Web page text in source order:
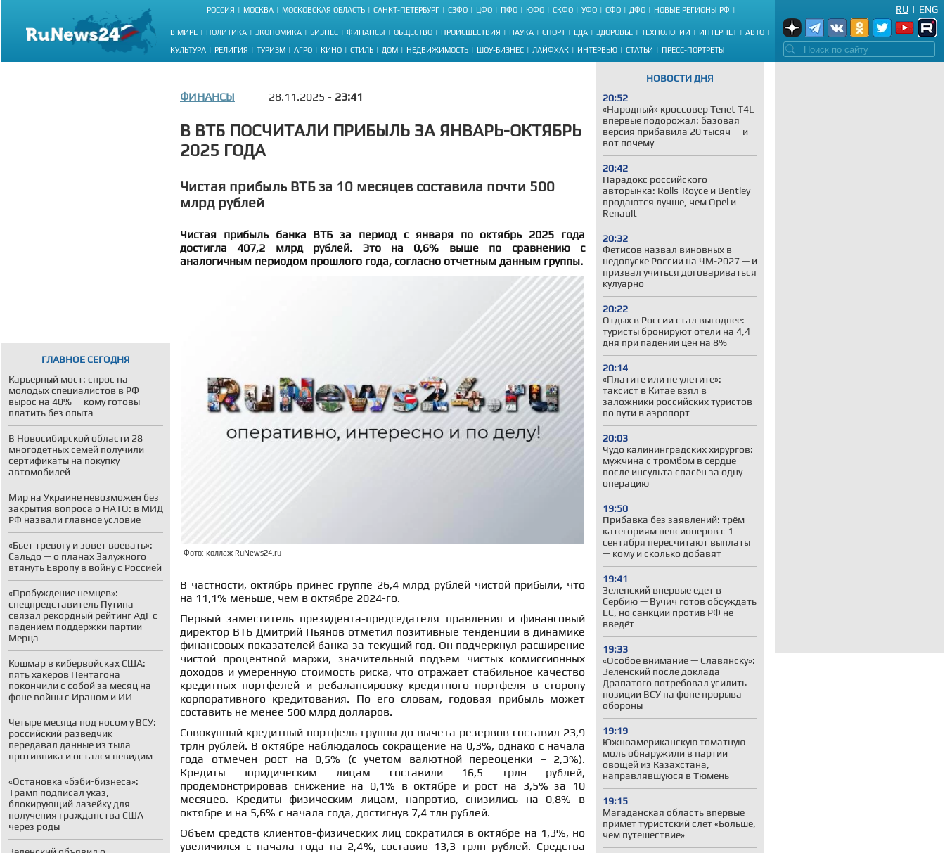
РОССИЯ МОСКВА МОСКОВСКАЯ ОБЛАСТЬ САНКТ-ПЕТЕРБУРГ СЗФО ЦФО ПФО ЮФО СКФО УФО СФО ДФО НОВЫЕ РЕГИОНЫ РФ
В МИРЕ ПОЛИТИКА ЭКОНОМИКА БИЗНЕС ФИНАНСЫ ОБЩЕСТВО ПРОИСШЕСТВИЯ НАУКА СПОРТ ЕДА ЗДОРОВЬЕ ТЕХНОЛОГИИ ИНТЕРНЕТ АВТО
КУЛЬТУРА РЕЛИГИЯ ТУРИЗМ АГРО КИНО СТИЛЬ ДОМ НЕДВИЖИМОСТЬ ШОУ-БИЗНЕС ЛАЙФХАК ИНТЕРВЬЮ СТАТЬИ ПРЕСС-ПОРТРЕТЫ
ENG
|
RU
ГЛАВНОЕ СЕГОДНЯ
Карьерный мост: спрос на
молодых специалистов в РФ
вырос на 40% — кому готовы
платить без опыта
В Новосибирской области 28
многодетных семей получили
сертификаты на покупку
автомобилей
Мир на Украине невозможен без
закрытия вопроса о НАТО: в МИД
РФ назвали главное условие
«Бьет тревогу и зовет воевать»:
Сальдо — о планах Залужного
втянуть Европу в войну с Россией
«Пробуждение немцев»:
спецпредставитель Путина
связал рекордный рейтинг АдГ с
падением поддержки партии
Мерца
Кошмар в кибервойсках США:
пять хакеров Пентагона
покончили с собой за месяц на
фоне войны с Ираном и ИИ
Четыре месяца под носом у ВСУ:
российский разведчик
передавал данные из тыла
противника и остался невидим
«Остановка «бэби-бизнеса»:
Трамп подписал указ,
блокирующий лазейку для
получения гражданства США
через роды
НОВОСТИ ДНЯ
20:52
«Народный» кроссовер Tenet T4L
впервые подорожал: базовая
версия прибавила 20 тысяч — и
вот почему
20:42
Парадокс российского
авторынка: Rolls-Royce и Bentley
продаются лучше, чем Opel и
Renault
20:32
Фетисов назвал виновных в
недопуске России на ЧМ-2027 — и
призвал учиться договариваться
кулуарно
20:22
Отдых в России стал выгоднее:
туристы бронируют отели на 4,4
дня при падении цен на 8%
20:14
«Платите или не улетите»:
таксист в Китае взял в
заложники российских туристов
по пути в аэропорт
20:03
Чудо калининградских хирургов:
мужчина с тромбом в сердце
после инсульта спасён за одну
операцию
19:50
Прибавка без заявлений: трём
категориям пенсионеров с 1
сентября пересчитают выплаты
— кому и сколько добавят
19:41
Зеленский впервые едет в
Сербию — Вучич готов обсуждать
ЕС, но санкции против РФ не
введёт
19:33
«Особое внимание — Славянску»:
Зеленский после доклада
Драпатого потребовал усилить
позиции ВСУ на фоне прорыва
обороны
19:19
Южноамериканскую томатную
моль обнаружили в партии
овощей из Казахстана,
направлявшуюся в Тюмень
19:15
Магаданская область впервые
примет туристский слёт «Больше,
чем путешествие»
ФИНАНСЫ 28.11.2025 - 23:41
В ВТБ ПОСЧИТАЛИ ПРИБЫЛЬ ЗА ЯНВАРЬ-ОКТЯБРЬ
2025 ГОДА
Чистая прибыль ВТБ за 10 месяцев составила почти 500
млрд рублей
Чистая прибыль банка ВТБ за период с января по октябрь 2025 года
достигла 407,2 млрд рублей. Это на 0,6% выше по сравнению с
аналогичным периодом прошлого года, согласно отчетным данным группы.
Фото: коллаж RuNews24.ru
В частности, октябрь принес группе 26,4 млрд рублей чистой прибыли, что
на 11,1% меньше, чем в октябре 2024-го.
Первый заместитель президента-председателя правления и финансовый
директор ВТБ Дмитрий Пьянов отметил позитивные тенденции в динамике
финансовых показателей банка за текущий год. Он подчеркнул расширение
чистой процентной маржи, значительный подъем чистых комиссионных
доходов и умеренную стоимость риска, что отражает стабильное качество
кредитных портфелей и ребалансировку кредитного портфеля в сторону
корпоративного кредитования. По его словам, годовая прибыль может
составить не менее 500 млрд долларов.
Совокупный кредитный портфель группы до вычета резервов составил 23,9
трлн рублей. В октябре наблюдалось сокращение на 0,3%, однако с начала
года отмечен рост на 0,5% (с учетом валютной переоценки – 2,3%).
Кредиты юридическим лицам составили 16,5 трлн рублей,
продемонстрировав снижение на 0,1% в октябре и рост на 3,5% за 10
месяцев. Кредиты физическим лицам, напротив, снизились на 0,8% в
октябре и на 5,6% с начала года, достигнув 7,4 тлн рублей.
Объем средств клиентов-физических лиц сократился в октябре на 1,3%, но
увеличился с начала года на 2,4%, составив 13,3 трлн рублей. Средства